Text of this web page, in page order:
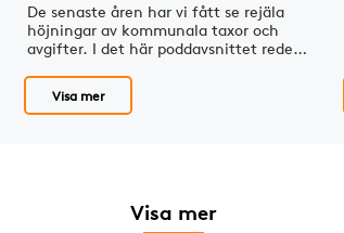
De senaste åren har vi fått se rejäla
höjningar av kommunala taxor och
avgifter. I det här poddavsnittet rede…
Visa mer
Visa mer